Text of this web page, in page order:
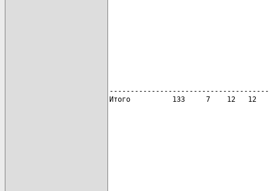
Итого          133     7    12   12   9